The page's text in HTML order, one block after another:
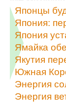
Японцы
Япония:
Япония
Ямайка
Якутия
Южная
Энергия
Энергия